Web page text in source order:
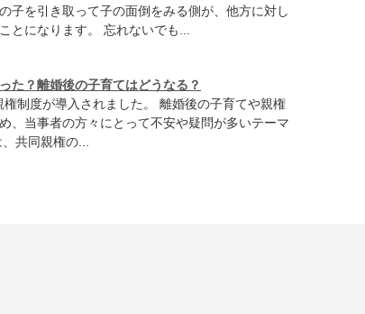
子を引き取って子の面倒をみる側が、他方に対し
とになります。 忘れないでも...
た？離婚後の子育てはどうなる？
制度が導入されました。 離婚後の子育てや親権
、当事者の方々にとって不安や疑問が多いテーマ
共同親権の...